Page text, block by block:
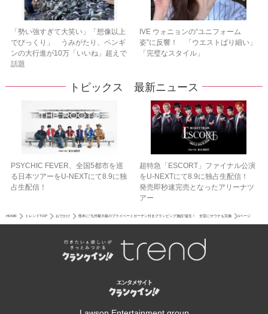
「勢い強すぎて大笑い」「想像以上
でびっくり」 うみがたり、ペンギ
ンの大行進が10万「いいね」超えで
話題
IVE ウォニョンの“ユニフォーム
姿”に反響！ 「ウエストばり細い」
「完璧なスタイル」
トピックス 最新ニュース
PSYCHIC FEVER、全国5都市を巡
る日本ツアーをU‐NEXTにて8.9に独
占生配信！
超特急「ESCORT」ファイナル公演
をU-NEXTにて8.9に独占生配信！
発売即秒速完売となったアリーナツ
アー
HOME トレンドTOP おでかけ 熊本に“九州最大級のプライベートガーデン付きグランピング施設”誕生！ 全室にサウナも完備 1ページ